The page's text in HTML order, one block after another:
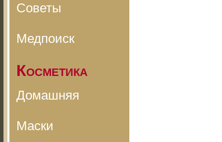
Советы
Медпоиск
Косметика
Домашняя
Маски